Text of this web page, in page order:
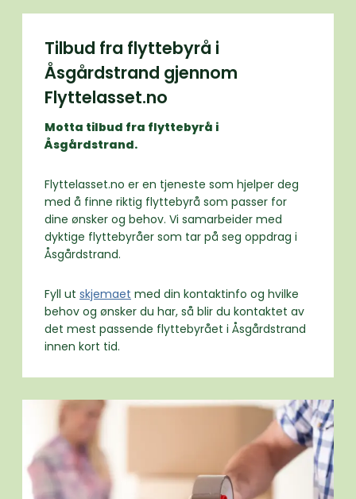
Tilbud fra flyttebyrå i
Åsgårdstrand gjennom
Flyttelasset.no
Motta tilbud fra flyttebyrå i
Åsgårdstrand.
Flyttelasset.no er en tjeneste som hjelper deg
med å finne riktig flyttebyrå som passer for
dine ønsker og behov. Vi samarbeider med
dyktige flyttebyråer som tar på seg oppdrag i
Åsgårdstrand.
Fyll ut skjemaet med din kontaktinfo og hvilke
behov og ønsker du har, så blir du kontaktet av
det mest passende flyttebyrået i Åsgårdstrand
innen kort tid.